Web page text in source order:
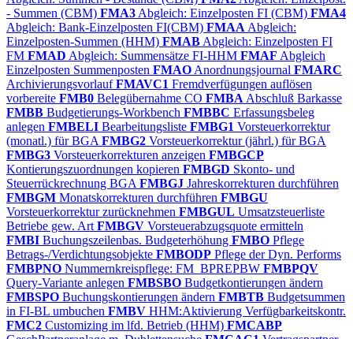
- Summen (CBM) FMA3 Abgleich: Einzelposten FI (CBM) FMA4
Abgleich: Bank-Einzelposten FI(CBM) FMAA Abgleich:
Einzelposten-Summen (HHM) FMAB Abgleich: Einzelposten FI
FM FMAD Abgleich: Summensätze FI-HHM FMAF Abgleich
Einzelposten Summenposten FMAO Anordnungsjournal FMARC
ArchivierungsvorlaufFMAVC1 Fremdverfügungen auflösen
vorbereite FMB0 Belegübernahme CO FMBA Abschluß Barkasse
FMBB Budgetierungs-Workbench FMBBC Erfassungsbeleg
anlegen FMBELI Bearbeitungsliste FMBG1 Vorsteuerkorrektur
(monatl.) für BGA FMBG2 Vorsteuerkorrektur (jährl.) für BGA
FMBG3 Vorsteuerkorrekturen anzeigen FMBGCP
Kontierungszuordnungen kopieren FMBGD Skonto- und
Steuerrückrechnung BGA FMBGJ Jahreskorrekturen durchführen
FMBGM Monatskorrekturen durchführen FMBGU
Vorsteuerkorrektur zurücknehmen FMBGUL Umsatzsteuerliste
Betriebe gew. Art FMBGV Vorsteuerabzugsquote ermitteln
FMBI Buchungszeilenbas. Budgeterhöhung FMBO Pflege
Betrags-/Verdichtungsobjekte FMBODP Pflege der Dyn. Performs
FMBPNO Nummernkreispflege: FM_BPREPBW FMBPQV
Query-Variante anlegen FMBSBO Budgetkontierungen ändern
FMBSPO Buchungskontierungen ändern FMBTB Budgetsummen
in FI-BL umbuchen FMBV HHM:Aktivierung Verfügbarkeitskontr.
FMC2 Customizing im lfd. Betrieb (HHM) FMCABP